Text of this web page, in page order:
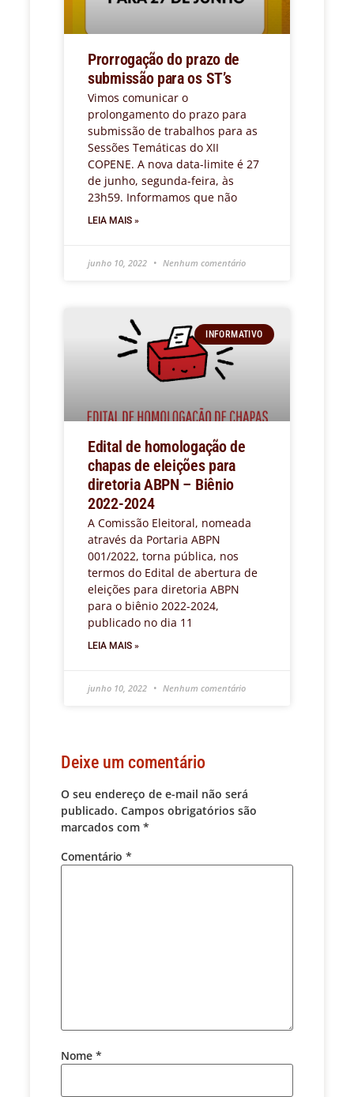
Prorrogação do prazo de
submissão para os ST’s
Vimos comunicar o
prolongamento do prazo para
submissão de trabalhos para as
Sessões Temáticas do XII
COPENE. A nova data-limite é 27
de junho, segunda-feira, às
23h59. Informamos que não
LEIA MAIS »
junho 10, 2022 Nenhum comentário
INFORMATIVO
Edital de homologação de
chapas de eleições para
diretoria ABPN – Biênio
2022-2024
A Comissão Eleitoral, nomeada
através da Portaria ABPN
001/2022, torna pública, nos
termos do Edital de abertura de
eleições para diretoria ABPN
para o biênio 2022-2024,
publicado no dia 11
LEIA MAIS »
junho 10, 2022 Nenhum comentário
Deixe um comentário
O seu endereço de e-mail não será
publicado. Campos obrigatórios são
marcados com *
Comentário *
Nome *